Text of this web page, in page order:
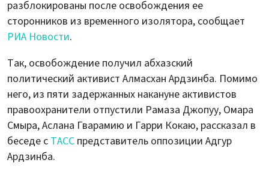
разблокированы после освобождения ее
сторонников из временного изолятора, сообщает
РИА Новости.
Так, освобождение получил абхазский
политический активист Алмасхан Ардзинба. Помимо
него, из пяти задержанных накануне активистов
правоохранители отпустили Рамаза Джопуу, Омара
Смыра, Аслана Гварамию и Гарри Кокаю, рассказал в
беседе с ТАСС представитель оппозиции Адгур
Ардзинба.